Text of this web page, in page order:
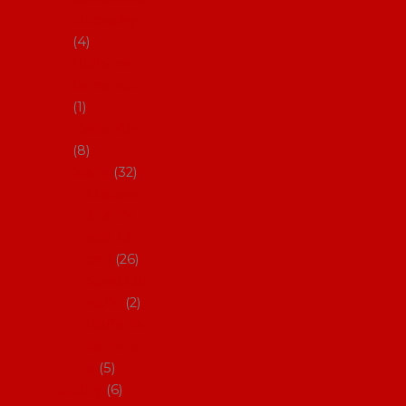
4
1
8
32
26
2
5
6